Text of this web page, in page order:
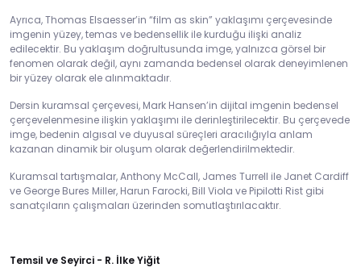
Ayrıca, Thomas Elsaesser’in “film as skin” yaklaşımı çerçevesinde
imgenin yüzey, temas ve bedensellik ile kurduğu ilişki analiz
edilecektir. Bu yaklaşım doğrultusunda imge, yalnızca görsel bir
fenomen olarak değil, aynı zamanda bedensel olarak deneyimlenen
bir yüzey olarak ele alınmaktadır.
Dersin kuramsal çerçevesi, Mark Hansen’in dijital imgenin bedensel
çerçevelenmesine ilişkin yaklaşımı ile derinleştirilecektir. Bu çerçevede
imge, bedenin algısal ve duyusal süreçleri aracılığıyla anlam
kazanan dinamik bir oluşum olarak değerlendirilmektedir.
Kuramsal tartışmalar, Anthony McCall, James Turrell ile Janet Cardiff
ve George Bures Miller, Harun Farocki, Bill Viola ve Pipilotti Rist gibi
sanatçıların çalışmaları üzerinden somutlaştırılacaktır.
Temsil ve Seyirci - R. İlke Yiğit